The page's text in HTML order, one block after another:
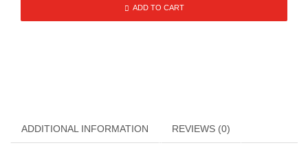
ADD TO CART
ADDITIONAL INFORMATION REVIEWS (0)